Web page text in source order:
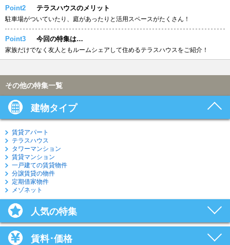
Point2 テラスハウスのメリット
駐車場がついていたり、庭があったりと活用スペースがたくさん！
Point3 今回の特集は…
家族だけでなく友人ともルームシェアして住めるテラスハウスをご紹介！
その他の特集一覧
建物タイプ
賃貸アパート
テラスハウス
タワーマンション
賃貸マンション
一戸建ての賃貸物件
分譲賃貸の物件
定期借家物件
メゾネット
人気の特集
賃料･価格